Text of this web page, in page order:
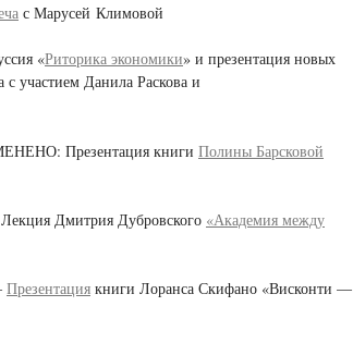
с Марусей Климовой
«Риторика экономики» и презентация новых
с участием Данила Раскова и
Презентация книги Полины Барсковой
Дмитрия Дубровского «Академия между
Презентация книги Лоранса Скифано «Висконти —